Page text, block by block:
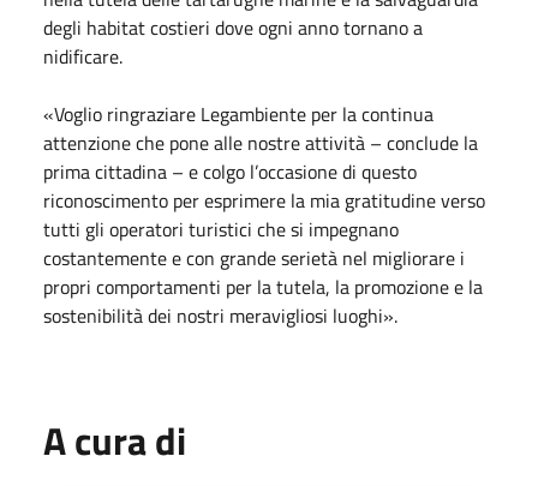
degli habitat costieri dove ogni anno tornano a
nidificare.
«Voglio ringraziare Legambiente per la continua
attenzione che pone alle nostre attività – conclude la
prima cittadina – e colgo l’occasione di questo
riconoscimento per esprimere la mia gratitudine verso
tutti gli operatori turistici che si impegnano
costantemente e con grande serietà nel migliorare i
propri comportamenti per la tutela, la promozione e la
sostenibilità dei nostri meravigliosi luoghi».
A cura di